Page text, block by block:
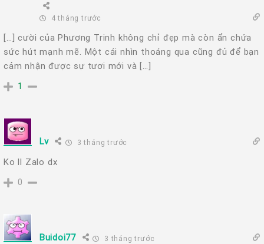
4 tháng trước
[…] cười của Phương Trinh không chỉ đẹp mà còn ẩn chứa
sức hút mạnh mẽ. Một cái nhìn thoáng qua cũng đủ để bạn
cảm nhận được sự tươi mới và […]
1
Lv 3 tháng trước
Ko ll Zalo dx
0
Buidoi77 3 tháng trước